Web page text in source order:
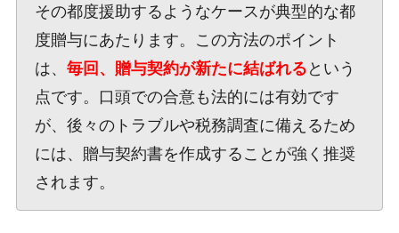
その都度援助するようなケースが典型的な都
度贈与にあたります。この方法のポイント
は、 毎回、贈与契約が新たに結ばれる という
点です。口頭での合意も法的には有効です
が、後々のトラブルや税務調査に備えるため
には、贈与契約書を作成することが強く推奨
されます。